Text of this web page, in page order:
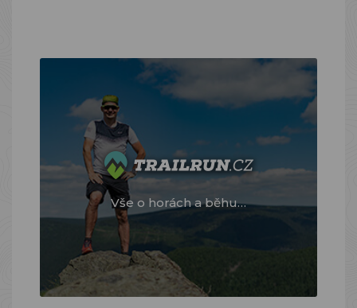
Vše o horách a běhu…